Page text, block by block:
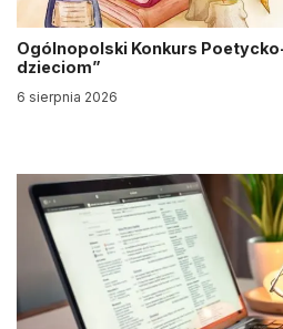
Ogólnopolski Konkurs
dzieciom”
6 sierpnia 2026